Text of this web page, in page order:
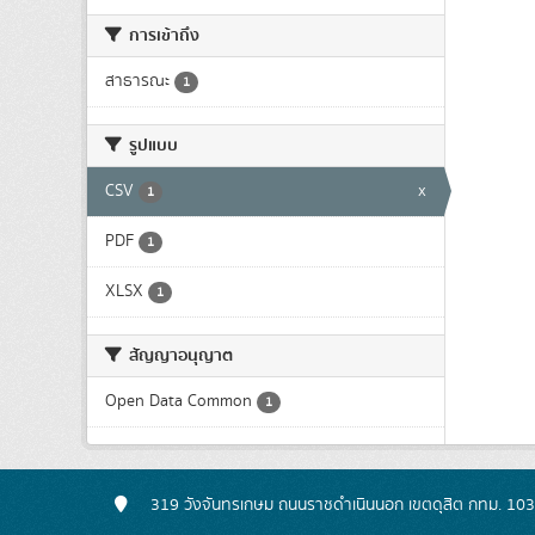
การเข้าถึง
สาธารณะ 1
รูปแบบ
CSV 1 x
PDF 1
XLSX 1
สัญญาอนุญาต
Open Data Common 1
319 วังจันทรเกษม ถนนราชดำเนินนอก เขตดุสิต กทม.